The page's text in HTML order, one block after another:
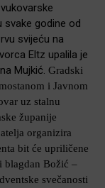
svake godine od
svijeću na
Eltz upalila je
Mujkić. Gradski
i Javnom
uz stalnu
županije
organizira
bit će upriličene
blagdan Božić –
svečanosti